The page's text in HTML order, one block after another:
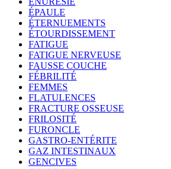
ÉPAULE
ÉTERNUEMENTS
ÉTOURDISSEMENT
FATIGUE
FATIGUE NERVEUSE
FAUSSE COUCHE
FÉBRILITÉ
FEMMES
FLATULENCES
FRACTURE OSSEUSE
FRILOSITÉ
FURONCLE
GASTRO-ENTÉRITE
GAZ INTESTINAUX
GENCIVES